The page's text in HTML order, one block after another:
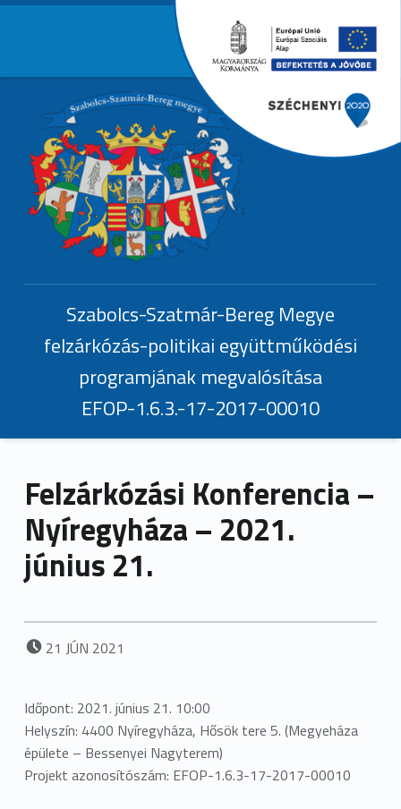
Header info sidebar
Szabolcs-Szatmár-Bereg Megye
felzárkózás-politikai együttműködési
programjának megvalósítása
EFOP-1.6.3.-17-2017-00010
Felzárkózási Konferencia –
Nyíregyháza – 2021.
június 21.
POSTED ON:
21 JÚN 2021
Időpont: 2021. június 21. 10:00
Helyszín: 4400 Nyíregyháza, Hősök tere 5. (Megyeháza
épülete – Bessenyei Nagyterem)
Projekt azonosítószám: EFOP-1.6.3-17-2017-00010